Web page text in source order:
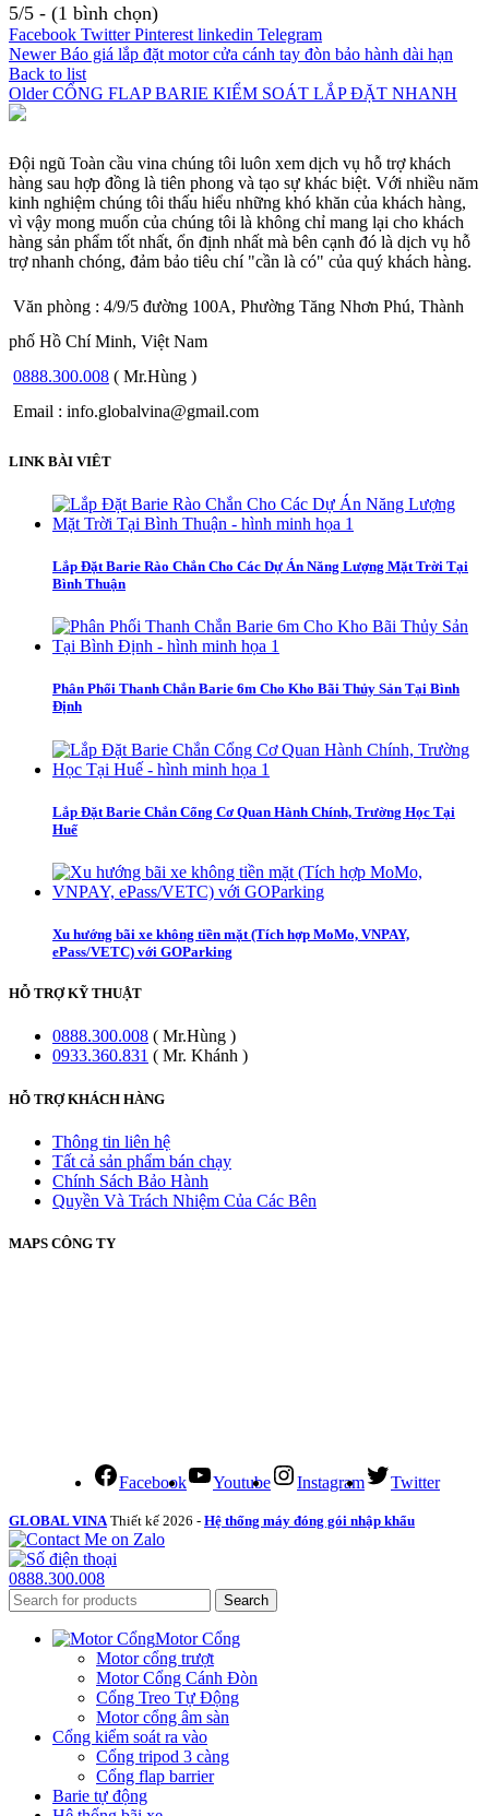
5/5 - (1 bình chọn)
Facebook Twitter Pinterest linkedin Telegram
Newer Báo giá lắp đặt motor cửa cánh tay đòn bảo hành dài hạn
Back to list
Older CỔNG FLAP BARIE KIỂM SOÁT LẮP ĐẶT NHANH
Đội ngũ Toàn cầu vina chúng tôi luôn xem dịch vụ hỗ trợ khách
hàng sau hợp đồng là tiên phong và tạo sự khác biệt. Với nhiều năm
kinh nghiệm chúng tôi thấu hiểu những khó khăn của khách hàng,
vì vậy mong muốn của chúng tôi là không chỉ mang lại cho khách
hàng sản phẩm tốt nhất, ổn định nhất mà bên cạnh đó là dịch vụ hỗ
trợ nhanh chóng, đảm bảo tiêu chí "cần là có" của quý khách hàng.
Văn phòng : 4/9/5 đường 100A, Phường Tăng Nhơn Phú, Thành
phố Hồ Chí Minh, Việt Nam
0888.300.008 ( Mr.Hùng )
Email : info.globalvina@gmail.com
LINK BÀI VIÊT
Lắp Đặt Barie Rào Chắn Cho Các Dự Án Năng Lượng Mặt Trời Tại
Bình Thuận
Phân Phối Thanh Chắn Barie 6m Cho Kho Bãi Thủy Sản Tại Bình
Định
Lắp Đặt Barie Chắn Cổng Cơ Quan Hành Chính, Trường Học Tại
Huế
Xu hướng bãi xe không tiền mặt (Tích hợp MoMo, VNPAY,
ePass/VETC) với GOParking
HỖ TRỢ KỸ THUẬT
0888.300.008 ( Mr.Hùng )
0933.360.831 ( Mr. Khánh )
HỖ TRỢ KHÁCH HÀNG
Thông tin liên hệ
Tất cả sản phẩm bán chạy
Chính Sách Bảo Hành
Quyền Và Trách Nhiệm Của Các Bên
MAPS CÔNG TY
Facebook Youtube Instagram Twitter
GLOBAL VINA Thiết kế 2026 - Hệ thống máy đóng gói nhập khẩu
0888.300.008
Search
Motor Cổng
Motor cổng trượt
Motor Cổng Cánh Đòn
Cổng Treo Tự Động
Motor cổng âm sàn
Cổng kiểm soát ra vào
Cổng tripod 3 càng
Cổng flap barrier
Barie tự động